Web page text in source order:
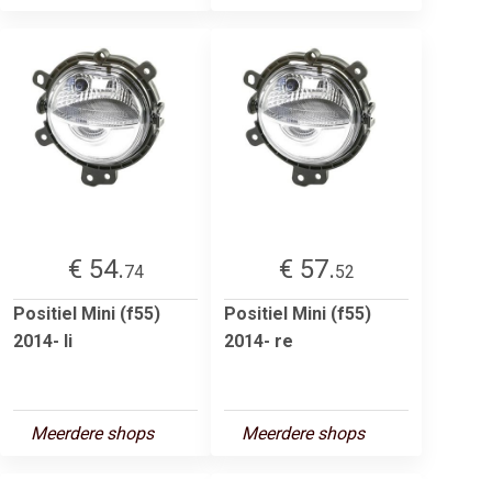
€ 54.74
Positiel Mini (f55)
2014- li
Meerdere shops
€ 57.52
Positiel Mini (f55)
2014- re
Meerdere shops